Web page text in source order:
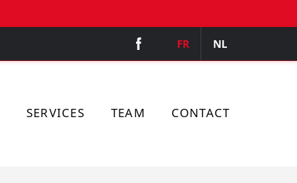
FR NL
SERVICES TEAM CONTACT